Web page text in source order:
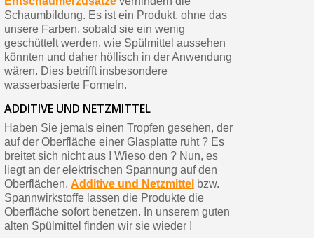
Schaumbildung. Es ist ein Produkt, ohne das
unsere Farben, sobald sie ein wenig
geschüttelt werden, wie Spülmittel aussehen
könnten und daher höllisch in der Anwendung
wären. Dies betrifft insbesondere
wasserbasierte Formeln.
ADDITIVE UND NETZMITTEL
Haben Sie jemals einen Tropfen gesehen, der
auf der Oberfläche einer Glasplatte ruht ? Es
breitet sich nicht aus ! Wieso den ? Nun, es
liegt an der elektrischen Spannung auf den
Oberflächen. Additive und Netzmittel bzw.
Spannwirkstoffe lassen die Produkte die
Oberfläche sofort benetzen. In unserem guten
alten Spülmittel finden wir sie wieder !